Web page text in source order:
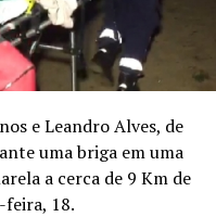
e Leandro Alves, de
uma briga em uma
a cerca de 9 Km de
feira, 18.